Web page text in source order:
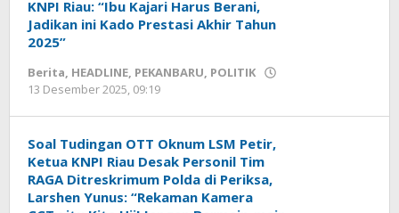
KNPI Riau: “Ibu Kajari Harus Berani,
Jadikan ini Kado Prestasi Akhir Tahun
2025”
Berita, HEADLINE, PEKANBARU, POLITIK
13 Desember 2025, 09:19
Soal Tudingan OTT Oknum LSM Petir,
Ketua KNPI Riau Desak Personil Tim
RAGA Ditreskrimum Polda di Periksa,
Larshen Yunus: “Rekaman Kamera